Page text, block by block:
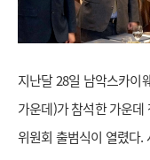
지난달 28일 남악스카이
가운데)가 참석한 가운
위원회 출범식이 열렸다.